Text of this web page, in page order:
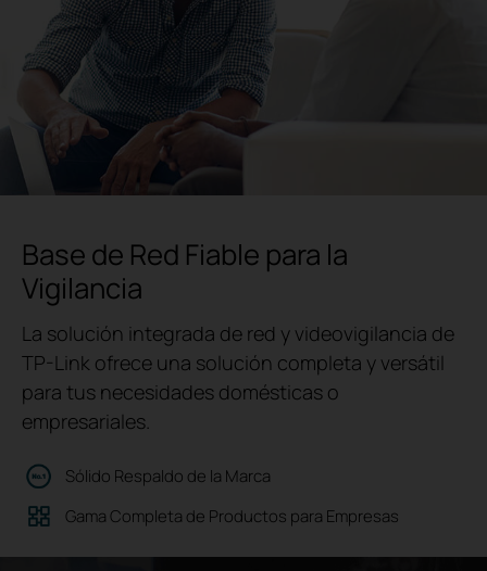
Base de Red Fiable para la
Vigilancia
La solución integrada de red y videovigilancia de
TP-Link ofrece una solución completa y versátil
para tus necesidades domésticas o
empresariales.
Sólido Respaldo de la Marca
Gama Completa de Productos para Empresas